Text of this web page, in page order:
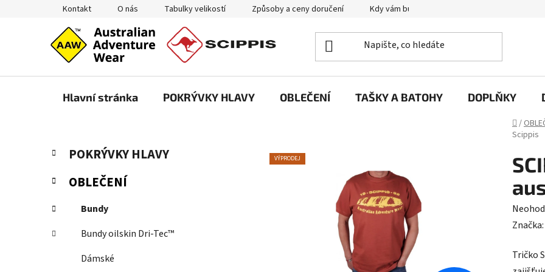
Kontakt O nás Tabulky velikostí Způsoby a ceny doručení Kdy vám bude zboží doručené?
Hlavní stránka POKRÝVKY HLAVY OBLEČENÍ TAŠKY A BATOHY DOPLŇKY
Domů
/
Scippis
P
s
r
a
Přeskočit
kategorie
K
a
t
e
o
r
i
POKRÝVKY HLAVY
OBLEČENÍ
Bundy
Bundy oilskin Dri-Tec™
Dámské
je
Značka:
Tričko
VÝPRODEJ